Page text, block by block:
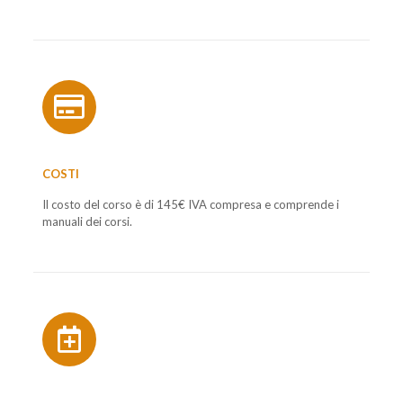
COSTI
Il costo del corso è di 145€ IVA compresa e comprende i
manuali dei corsi.